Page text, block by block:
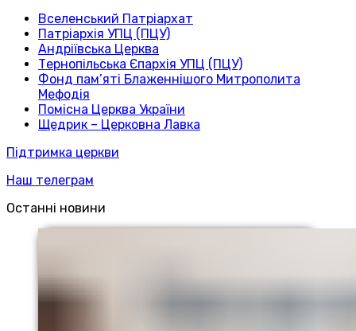
Вселенський Патріархат
Патріархія УПЦ (ПЦУ)
Андріївська Церква
Тернопільська Єпархія УПЦ (ПЦУ)
Фонд пам’яті Блаженнішого Митрополита
Мефодія
Помісна Церква України
Щедрик – Церковна Лавка
Підтримка церкви
Наш телеграм
Останні новини